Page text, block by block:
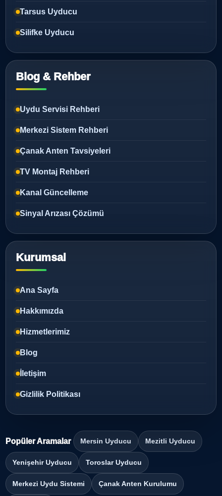
Tarsus Uyducu
Silifke Uyducu
Blog & Rehber
Uydu Servisi Rehberi
Merkezi Sistem Rehberi
Çanak Anten Tavsiyeleri
TV Montaj Rehberi
Kanal Güncelleme
Sinyal Arızası Çözümü
Kurumsal
Ana Sayfa
Hakkımızda
Hizmetlerimiz
Blog
İletişim
Gizlilik Politikası
Popüler Aramalar Mersin Uyducu Mezitli Uyducu
Yenişehir Uyducu Toroslar Uyducu
Merkezi Uydu Sistemi Çanak Anten Kurulumu